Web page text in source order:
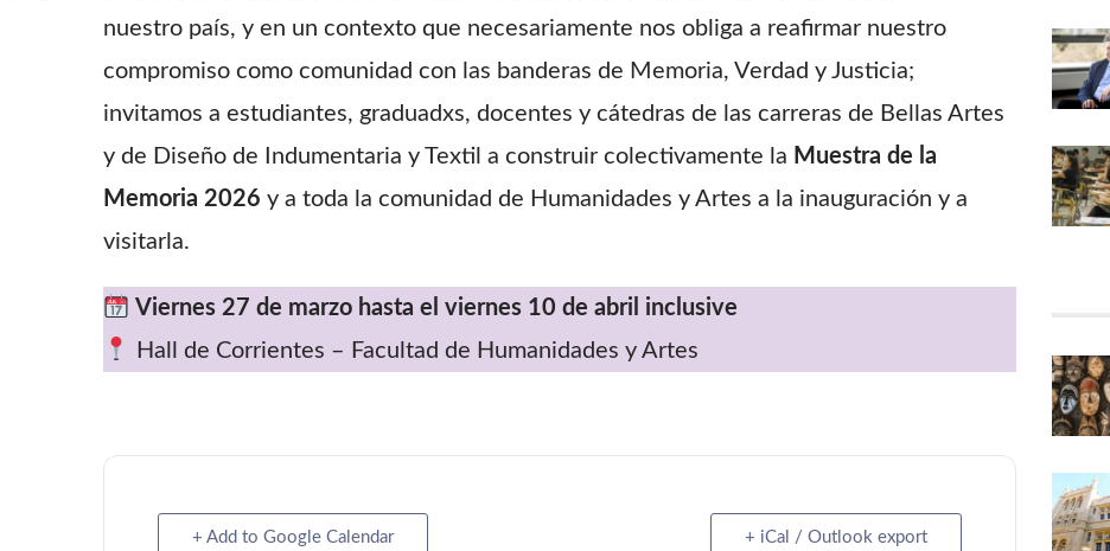
nuestro país, y en un contexto que necesariamente nos obliga a reafirmar nuestro
compromiso como comunidad con las banderas de Memoria, Verdad y Justicia;
invitamos a estudiantes, graduadxs, docentes y cátedras de las carreras de Bellas Artes
y de Diseño de Indumentaria y Textil a construir colectivamente la Muestra de la
Memoria 2026 y a toda la comunidad de Humanidades y Artes a la inauguración y a
visitarla.
Viernes 27 de marzo hasta el viernes 10 de abril inclusive
Hall de Corrientes – Facultad de Humanidades y Artes
+ Add to Google Calendar + iCal / Outlook export